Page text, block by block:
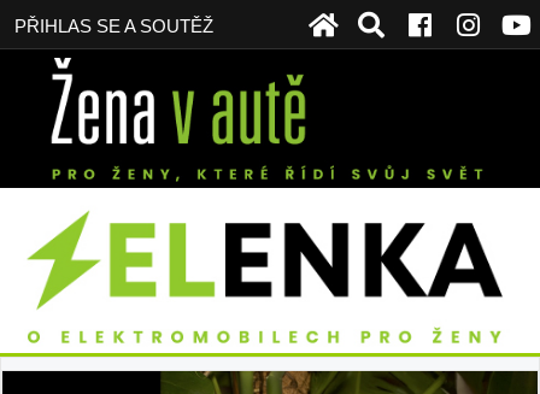
PŘIHLAS SE A SOUTĚŽ